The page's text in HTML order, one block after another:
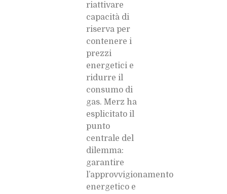
riattivare
capacità di
riserva per
contenere i
prezzi
energetici e
ridurre il
consumo di
gas. Merz ha
esplicitato il
punto
centrale del
dilemma:
garantire
l’approvvigionamento
energetico e